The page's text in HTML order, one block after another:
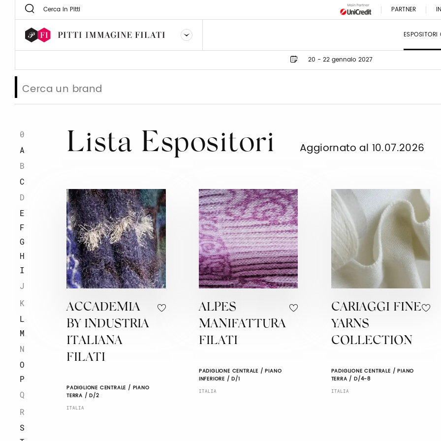
PARTNER
20 - 22 gennaio 2027
0
A
B
C
D
E
F
G
H
I
J
K
L
M
N
O
P
Q
R
S
Lista Espositori Aggiornato al 10.07.2026
ACCADEMIA
BY INDUSTRIA
ITALIANA
FILATI
PADIGLIONE CENTRALE / PIANO
TERRA / D/2
ITALIA
ALPES
MANIFATTURA
FILATI
PADIGLIONE CENTRALE / PIANO
INFERIORE / D/1
ITALIA
CARIAGGI FINE
YARNS
COLLECTION
PADIGLIONE CENTRALE / PIANO
TERRA / D/4-8
ITALIA